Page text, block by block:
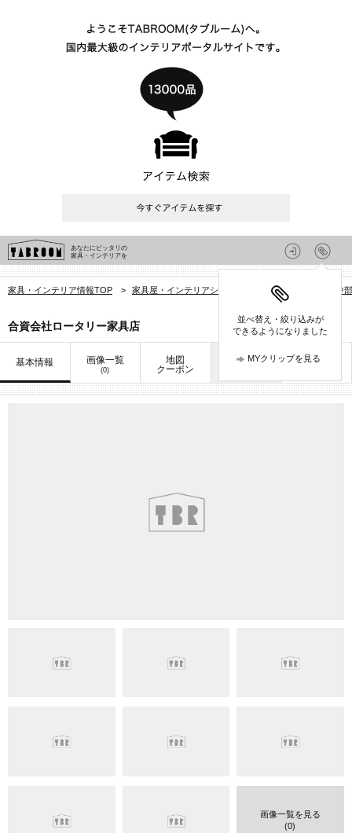
あなたにピッタリの
家具・インテリアを
並べ替え・絞り込みが
できるようになりました
MYクリップを見る
家具・インテリア情報TOP > 家具屋・インテリアショップを探す > 中
合資会社ロータリー家具店
基本情報 画像一覧
(0)
地図
クーポン
お知らせ 口コミ
画像一覧を見る
(0)